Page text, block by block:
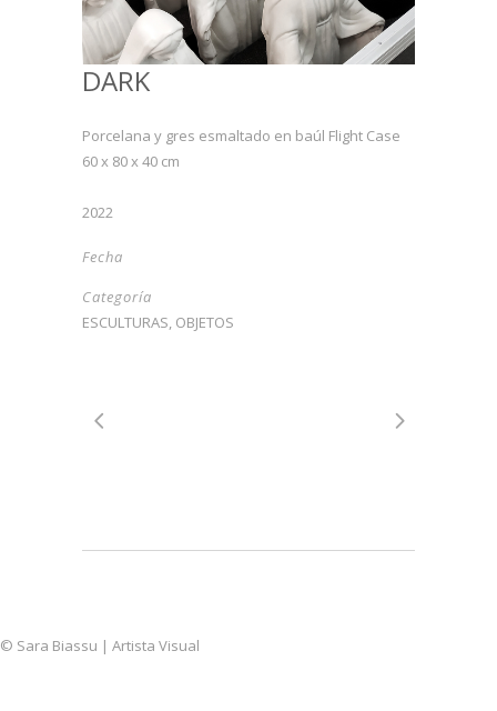
DARK
Porcelana y gres esmaltado en baúl Flight Case
60 x 80 x 40 cm
2022
Fecha
Categoría
ESCULTURAS, OBJETOS
© Sara Biassu | Artista Visual